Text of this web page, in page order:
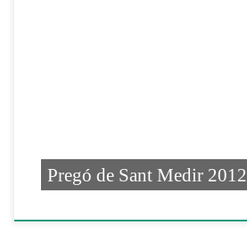
Pregó de Sant Medir 2012